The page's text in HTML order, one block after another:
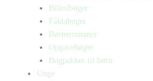
Billedbøger
Faktabøger
Børneromaner
Opgavebøger
Bogpakker til børn
Unge